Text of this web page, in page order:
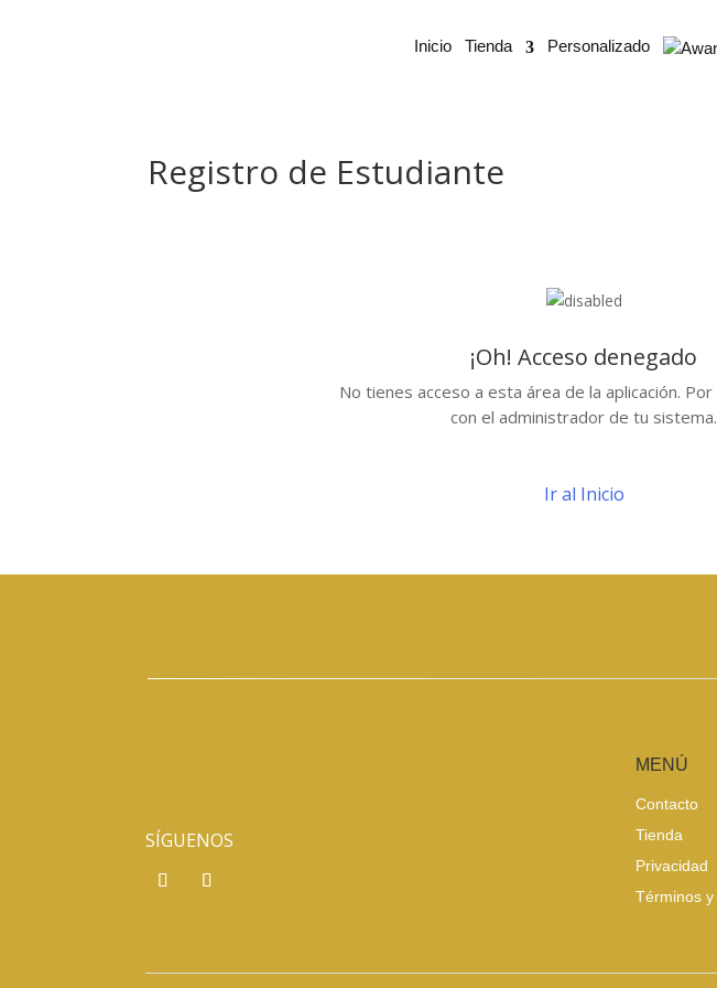
Inicio Tienda Personalizado
Registro de Estudiante
¡Oh! Acceso denegado
No tienes acceso a esta área de la aplicación.
con el administrador de tu sistema.
Ir al Inicio
SÍGUENOS
MENÚ
Contacto
Tienda
Privacidad
Términos